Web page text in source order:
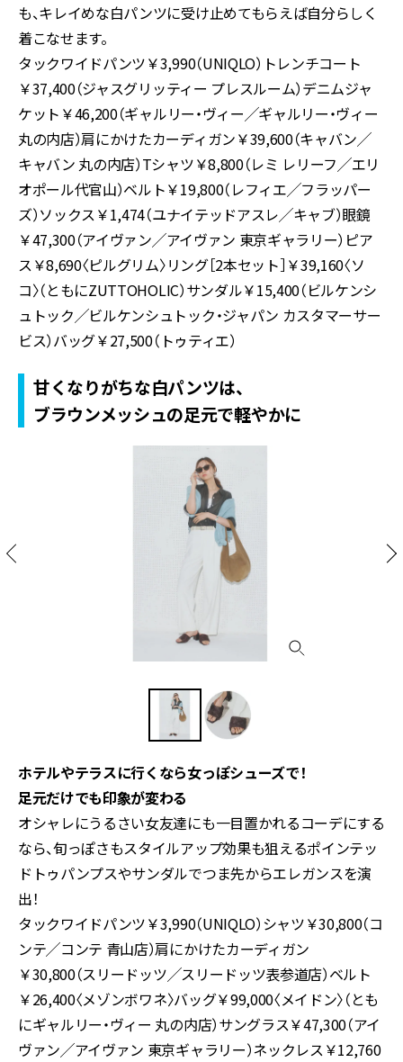
も、キレイめな白パンツに受け止めてもらえば自分らしく
着こなせます。
タックワイドパンツ￥3,990（UNIQLO）トレンチコート
￥37,400（ジャスグリッティー プレスルーム）デニムジャ
ケット￥46,200（ギャルリー・ヴィー╱ギャルリー・ヴィー
丸の内店）肩にかけたカーディガン￥39,600（キャバン╱
キャバン 丸の内店）Tシャツ￥8,800（レミ レリーフ╱エリ
オポール代官山）ベルト￥19,800（レフィエ╱フラッパー
ズ）ソックス￥1,474（ユナイテッドアスレ╱キャブ）眼鏡
￥47,300（アイヴァン╱アイヴァン 東京ギャラリー）ピア
ス￥8,690〈ピルグリム〉リング［2本セット］￥39,160〈ソ
コ〉（ともにZUTTOHOLIC）サンダル￥15,400（ビルケンシ
ュトック╱ビルケンシュトック・ジャパン カスタマーサー
ビス）バッグ￥27,500（トゥティエ）
甘くなりがちな白パンツは、
ブラウンメッシュの足元で軽やかに
ホテルやテラスに行くなら女っぽシューズで！
足元だけでも印象が変わる
オシャレにうるさい女友達にも一目置かれるコーデにする
なら、旬っぽさもスタイルアップ効果も狙えるポインテッ
ドトゥパンプスやサンダルでつま先からエレガンスを演
出！
タックワイドパンツ￥3,990（UNIQLO）シャツ￥30,800（コ
ンテ╱コンテ 青山店）肩にかけたカーディガン
￥30,800（スリードッツ╱スリードッツ表参道店）ベルト
￥26,400〈メゾンボワネ〉バッグ￥99,000〈メイドン〉（とも
にギャルリー・ヴィー 丸の内店）サングラス￥47,300（アイ
ヴァン╱アイヴァン 東京ギャラリー）ネックレス￥12,760